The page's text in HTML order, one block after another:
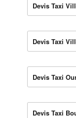
Devis Taxi
Devis Taxi
Devis Taxi
Devis Taxi